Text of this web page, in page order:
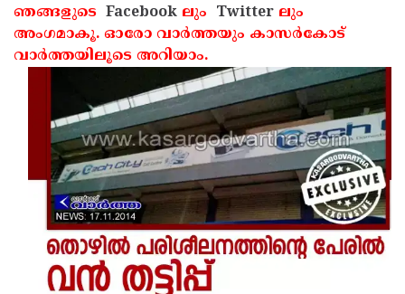
ഞങ്ങളുടെ Facebook ലും Twitter ലും
അംഗമാകൂ. ഓരോ വാര്‍ത്തയും കാസര്‍കോട്
വാര്‍ത്തയിലൂടെ അറിയാം.